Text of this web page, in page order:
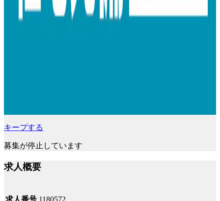
キープする
募集が停止しています
求人概要
求人番号